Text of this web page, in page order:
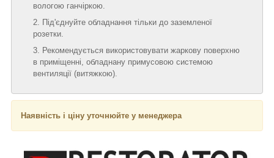
вологою ганчіркою.
Під'єднуйте обладнання тільки до заземленої
розетки.
Рекомендується використовувати жаркову поверхню
в приміщенні, обладнану примусовою системою
вентиляції (витяжкою).
Наявність і ціну уточнюйте у менеджера